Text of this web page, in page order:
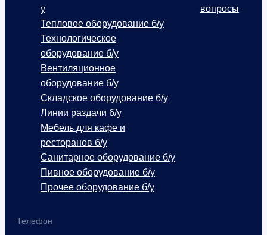
Телефон
у
Тепловое оборудование б/у
Технологическое
оборудование б/у
Вентиляционное
оборудование б/у
Складское оборудование б/у
Линии раздачи б/у
Мебель для кафе и
ресторанов б/у
Санитарное оборудование б/у
Пивное оборудование б/у
Прочее оборудование б/у
вопросы